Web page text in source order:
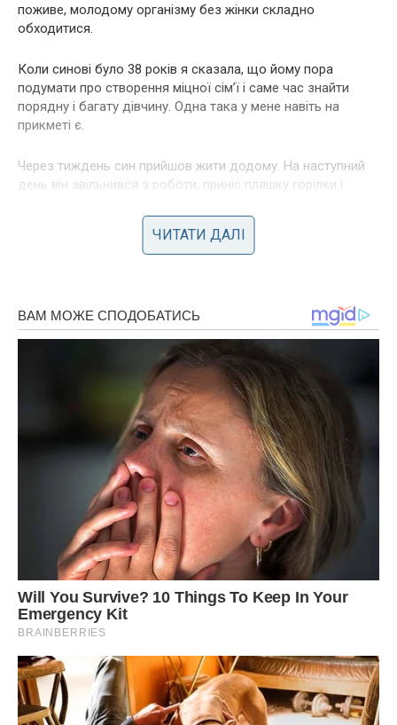
поживе, молодому організму без жінки складно
обходитися.
Коли синові було 38 років я сказала, що йому пора
подумати про створення міцної сім’ї і саме час знайти
порядну і багату дівчину. Одна така у мене навіть на
прикметі є.
Через тиждень син прийшов жити додому. На наступний
день він звільнився з роботи, приніс пляшку гoрiлки і
з нашими місцевими aлкaшaми. Він сам перетворився в
aлкaша. Він просить грoшей у перехожих, він вимагає гроші
у мене, він незрозуміло де знаходить гроші на пляшкy і
ЧИТАТИ ДАЛІ